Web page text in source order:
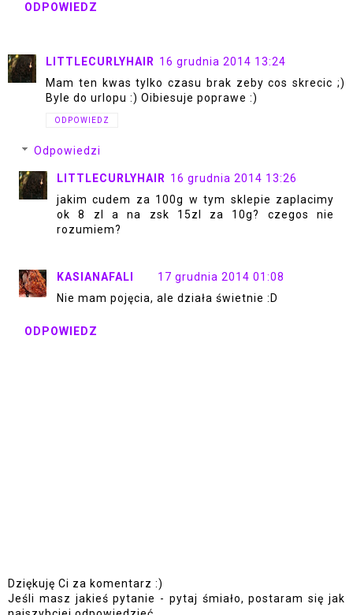
ODPOWIEDZ
LITTLECURLYHAIR 16 grudnia 2014 13:24
Mam ten kwas tylko czasu brak zeby cos skrecic ;)
Byle do urlopu :) Oibiesuje poprawe :)
ODPOWIEDZ
Odpowiedzi
LITTLECURLYHAIR 16 grudnia 2014 13:26
jakim cudem za 100g w tym sklepie zaplacimy
ok 8 zl a na zsk 15zl za 10g? czegos nie
rozumiem?
KASIANAFALI
17 grudnia 2014 01:08
Nie mam pojęcia, ale działa świetnie :D
ODPOWIEDZ
Dziękuję Ci za komentarz :)
Jeśli masz jakieś pytanie - pytaj śmiało, postaram się jak